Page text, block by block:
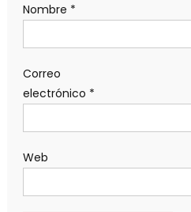
Nombre *
Correo
electrónico *
Web